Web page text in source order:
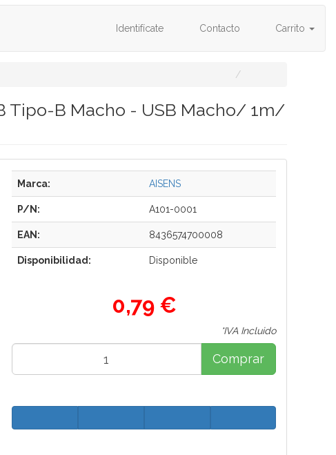
Identifícate Contacto Carrito
Tipo-B Macho - USB Macho/ 1m/
Marca: AISENS
P/N: A101-0001
EAN: 8436574700008
Disponibilidad: Disponible
0,79 €
*IVA Incluido
Comprar